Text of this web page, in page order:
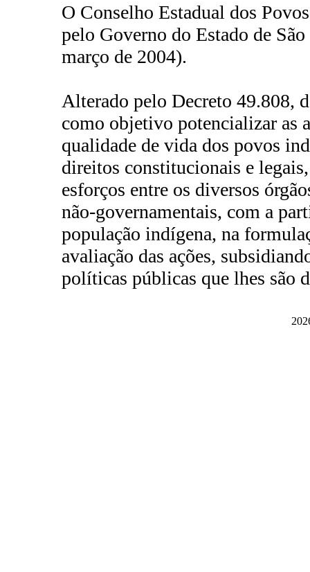
O Conselho Estadual dos
pelo Governo do Estado de
março de 2004).
Alterado pelo Decreto 49.808,
como objetivo potencializar as
qualidade de vida dos povos
direitos constitucionais e
esforços entre os diversos
não-governamentais, com a
população indígena, na
avaliação das ações,
políticas públicas que lhes são